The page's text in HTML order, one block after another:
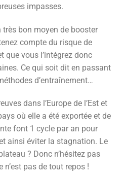
impasses.
très bon moyen de booster
compte du risque de
que vous l’intégrez donc
Ce qui soit dit en passant
d’entraînement…
dans l’Europe de l’Est et
où elle a été exportée et de
font 1 cycle par an pour
ainsi éviter la stagnation. Le
? Donc n’hésitez pas
n’est pas de tout repos !